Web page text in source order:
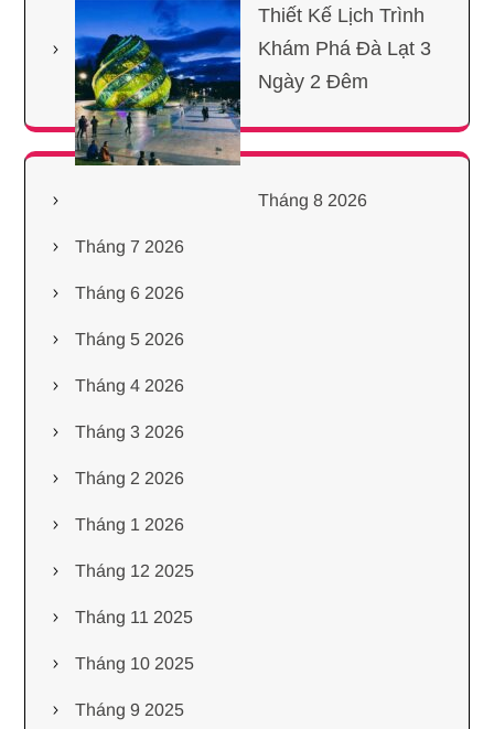
Thiết Kế Lịch Trình
Khám Phá Đà Lạt 3
Ngày 2 Đêm
Tháng 8 2026
Tháng 7 2026
Tháng 6 2026
Tháng 5 2026
Tháng 4 2026
Tháng 3 2026
Tháng 2 2026
Tháng 1 2026
Tháng 12 2025
Tháng 11 2025
Tháng 10 2025
Tháng 9 2025